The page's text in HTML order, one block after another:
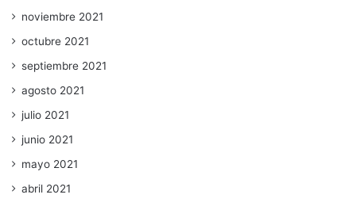
noviembre 2021
octubre 2021
septiembre 2021
agosto 2021
julio 2021
junio 2021
mayo 2021
abril 2021